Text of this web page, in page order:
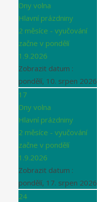
Dny volna
Hlavní prázdniny
2 měsíce - vyučování
začne v pondělí
1.9.2026
Zobrazit datum :
pondělí, 10. srpen 2026
17
Dny volna
Hlavní prázdniny
2 měsíce - vyučování
začne v pondělí
1.9.2026
Zobrazit datum :
pondělí, 17. srpen 2026
24